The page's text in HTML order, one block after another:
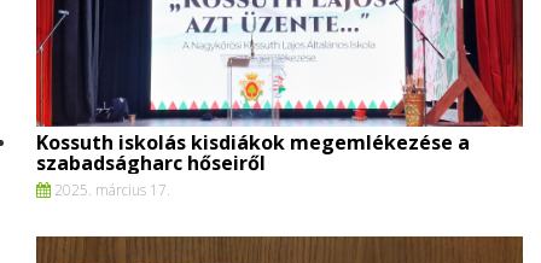
Kossuth iskolás kisdiákok megemlékezése a
szabadságharc hőseiről
2025. március 17.